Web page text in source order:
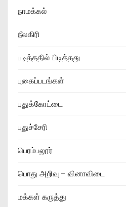
நாமக்கல்
நீலகிரி
படித்ததில் பிடித்தது
புகைப்படங்கள்
புதுக்கோட்டை
புதுச்சேரி
பெரம்பலூர்
பொது அறிவு – வினாவிடை
மக்கள் கருத்து